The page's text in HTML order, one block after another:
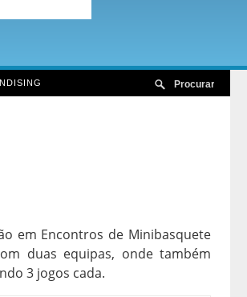
em Encontros de Minibasquete
duas equipas, onde também
3 jogos cada.